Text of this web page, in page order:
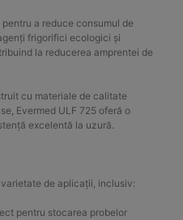
a reduce consumul de
frigorifici ecologici și
la reducerea amprentei de
cu materiale de calitate
Evermed ULF 725 oferă o
excelentă la uzură.
de aplicații, inclusiv:
pentru stocarea probelor